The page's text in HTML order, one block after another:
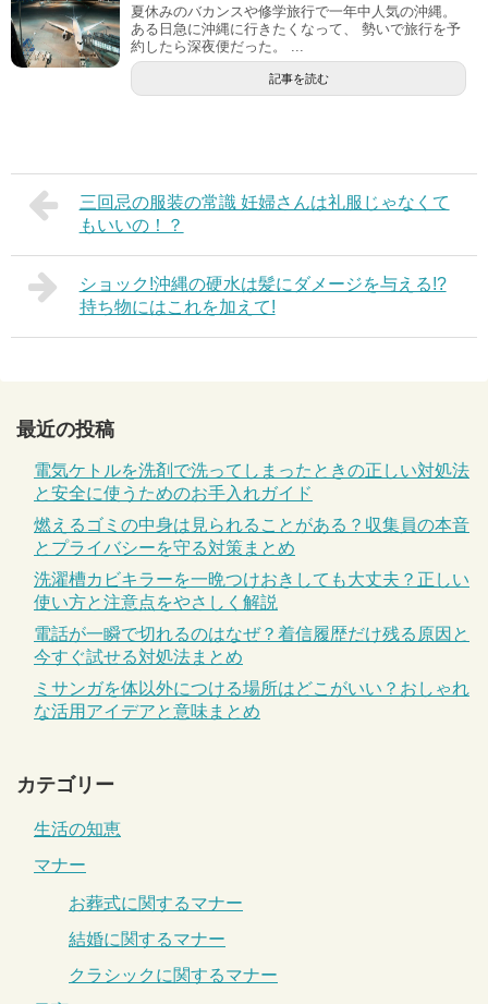
夏休みのバカンスや修学旅行で一年中人気の沖縄。
ある日急に沖縄に行きたくなって、 勢いで旅行を予
約したら深夜便だった。 ...
記事を読む
三回忌の服装の常識 妊婦さんは礼服じゃなくて
もいいの！？
ショック!沖縄の硬水は髪にダメージを与える!?
持ち物にはこれを加えて!
最近の投稿
電気ケトルを洗剤で洗ってしまったときの正しい対処法
と安全に使うためのお手入れガイド
燃えるゴミの中身は見られることがある？収集員の本音
とプライバシーを守る対策まとめ
洗濯槽カビキラーを一晩つけおきしても大丈夫？正しい
使い方と注意点をやさしく解説
電話が一瞬で切れるのはなぜ？着信履歴だけ残る原因と
今すぐ試せる対処法まとめ
ミサンガを体以外につける場所はどこがいい？おしゃれ
な活用アイデアと意味まとめ
カテゴリー
生活の知恵
マナー
お葬式に関するマナー
結婚に関するマナー
クラシックに関するマナー